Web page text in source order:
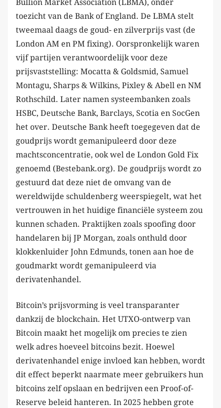
Bullion Market Association (LBMA), onder
toezicht van de Bank of England. De LBMA stelt
tweemaal daags de goud- en zilverprijs vast (de
London AM en PM fixing). Oorspronkelijk waren
vijf partijen verantwoordelijk voor deze
prijsvaststelling: Mocatta & Goldsmid, Samuel
Montagu, Sharps & Wilkins, Pixley & Abell en NM
Rothschild. Later namen systeembanken zoals
HSBC, Deutsche Bank, Barclays, Scotia en SocGen
het over. Deutsche Bank heeft toegegeven dat de
goudprijs wordt gemanipuleerd door deze
machtsconcentratie, ook wel de London Gold Fix
genoemd (Bestebank.org). De goudprijs wordt zo
gestuurd dat deze niet de omvang van de
wereldwijde schuldenberg weerspiegelt, wat het
vertrouwen in het huidige financiële systeem zou
kunnen schaden. Praktijken zoals spoofing door
handelaren bij JP Morgan, zoals onthuld door
klokkenluider John Edmunds, tonen aan hoe de
goudmarkt wordt gemanipuleerd via
derivatenhandel.
Bitcoin’s prijsvorming is veel transparanter
dankzij de blockchain. Het UTXO-ontwerp van
Bitcoin maakt het mogelijk om precies te zien
welk adres hoeveel bitcoins bezit. Hoewel
derivatenhandel enige invloed kan hebben, wordt
dit effect beperkt naarmate meer gebruikers hun
bitcoins zelf opslaan en bedrijven een Proof-of-
Reserve beleid hanteren. In 2025 hebben grote